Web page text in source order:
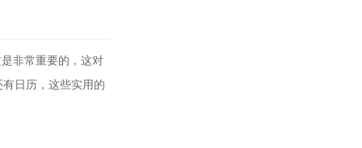
非常重要的，这对
日历，这些实用的